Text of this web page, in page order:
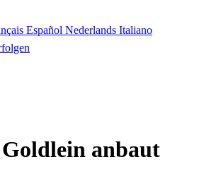
Español Nederlands Italiano
anbaut